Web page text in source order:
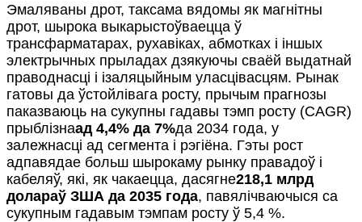
Эмаляваны дрот, таксама вядомы як магнітны
дрот, шырока выкарыстоўваецца ў
трансфарматарах, рухавіках, абмотках і іншых
электрычных прыладах дзякуючы сваёй выдатнай
праводнасці і ізаляцыйным уласцівасцям. Рынак
гатовы да ўстойлівага росту, прычым прагнозы
паказваюць на сукупны гадавы тэмп росту (CAGR)
прыблізнаад 4,4% да 7%да 2034 года, у
залежнасці ад сегмента і рэгіёна. Гэты рост
адпавядае больш шырокаму рынку правадоў і
кабеляў, які, як чакаецца, дасягне218,1 млрд
долараў ЗША да 2035 года, павялічваючыся са
сукупным гадавым тэмпам росту ў 5,4 %.